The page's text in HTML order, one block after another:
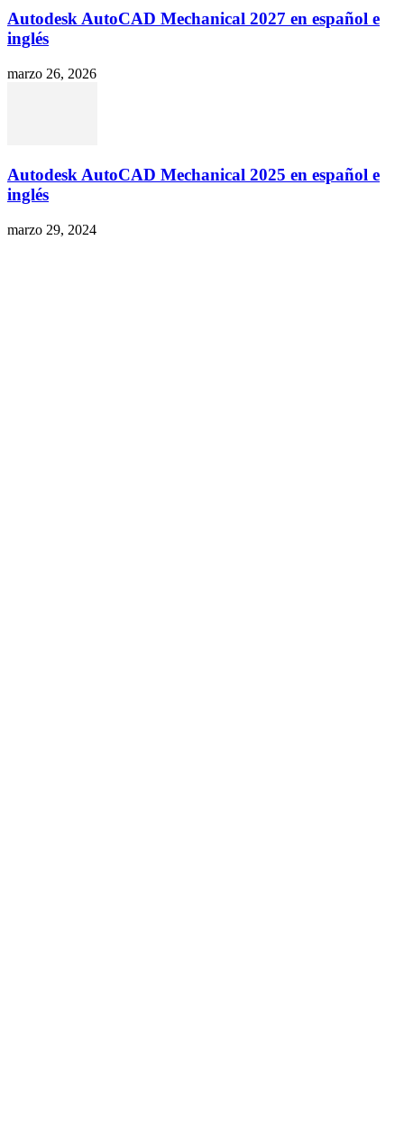
Autodesk AutoCAD Mechanical 2027 en español e
inglés
marzo 26, 2026
Autodesk AutoCAD Mechanical 2025 en español e
inglés
marzo 29, 2024